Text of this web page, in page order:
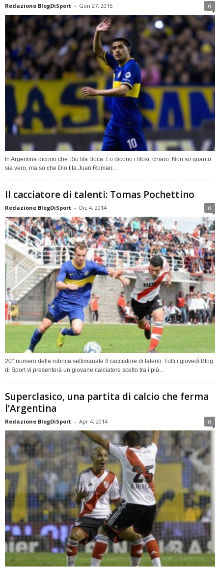
Redazione BlogDiSport - Gen 27, 2015 0
In Argentina dicono che Dio tifa Boca. Lo dicono i tifosi, chiaro. Non so quanto
sia vero, ma so che Dio tifa Juan Roman...
Il cacciatore di talenti: Tomas Pochettino
Redazione BlogDiSport - Dic 4, 2014 0
20° numero della rubrica settimanale Il cacciatore di talenti. Tutti i giovedì Blog
di Sport vi presenterà un giovane calciatore scelto tra i più...
Superclasico, una partita di calcio che ferma
l’Argentina
Redazione BlogDiSport - Apr 4, 2014 0